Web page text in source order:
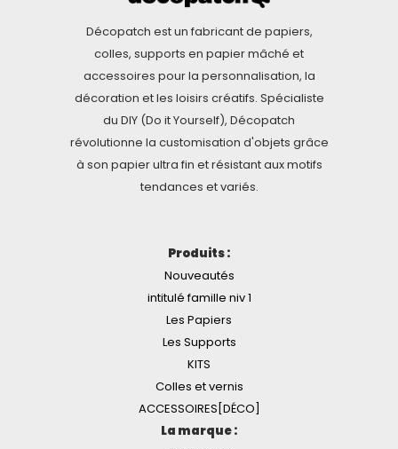
Décopatch est un fabricant de papiers,
colles, supports en papier mâché et
accessoires pour la personnalisation, la
décoration et les loisirs créatifs. Spécialiste
du DIY (Do it Yourself), Décopatch
révolutionne la customisation d'objets grâce
à son papier ultra fin et résistant aux motifs
tendances et variés.
Produits :
Nouveautés
intitulé famille niv 1
Les Papiers
Les Supports
KITS
Colles et vernis
ACCESSOIRES[DÉCO]
La marque :